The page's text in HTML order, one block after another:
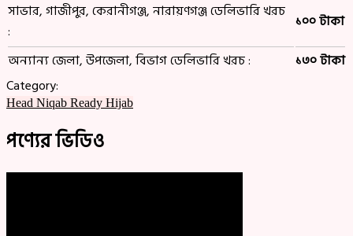
সাভার, গাজীপুর, কেরানীগঞ্জ, নারায়ণগঞ্জ ডেলিভারি খরচ
:
১০০ টাকা
অন্যান্য জেলা, উপজেলা, বিভাগ ডেলিভারি খরচ :
১৩০ টাকা
Category:
Head Niqab Ready Hijab
পণ্যের ভিডিও